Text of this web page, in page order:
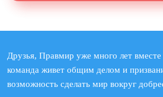
Друзья, Правмир уже много лет
команда живет общим делом и
возможность сделать мир вокруг